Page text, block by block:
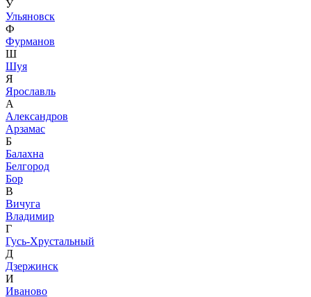
У
Ульяновск
Ф
Фурманов
Ш
Шуя
Я
Ярославль
А
Александров
Арзамас
Б
Балахна
Белгород
Бор
В
Вичуга
Владимир
Г
Гусь-Хрустальный
Д
Дзержинск
И
Иваново